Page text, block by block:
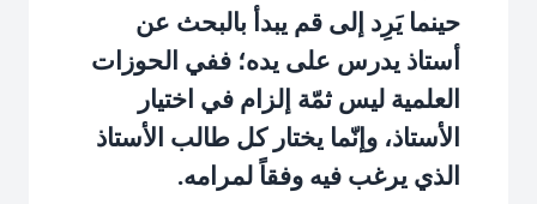
حينما يَرِد إلى قم يبدأ بالبحث عن
أستاذ يدرس على يده؛ ففي الحوزات
العلمية ليس ثمّة إلزام في اختيار
الأستاذ، وإنّما يختار كل طالب الأستاذ
الذي يرغب فيه وفقاً لمرامه.